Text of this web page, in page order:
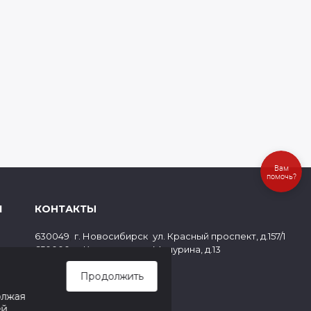
КОНТАКТЫ
630049 г. Новосибирск ул. Красный проспект, д.157/1
650000
г. Кемерово ул. Мичурина, д.13
8 (800) 500-73-43
paper@cf1.ru
Продолжить
Вам
помочь?